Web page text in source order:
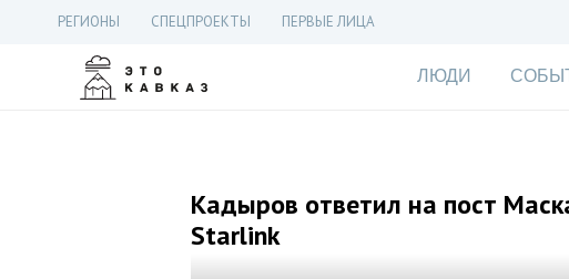
РЕГИОНЫ СПЕЦПРОЕКТЫ ПЕРВЫЕ ЛИЦА
ЛЮДИ
Кадыров ответил на пост
Starlink